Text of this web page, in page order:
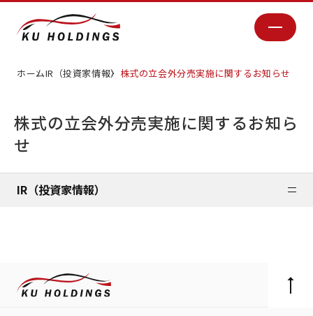
ホームIR（投資家情報） 株式の立会外分売実施に関するお知らせ
株式の立会外分売実施に関するお知ら
せ
IR（投資家情報）